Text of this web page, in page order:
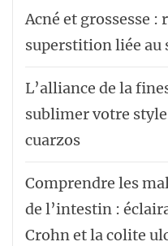
Acné et grossesse
superstition liée au
L’alliance de la
sublimer votre
cuarzos
Comprendre les
de l’intestin :
Crohn et la colite